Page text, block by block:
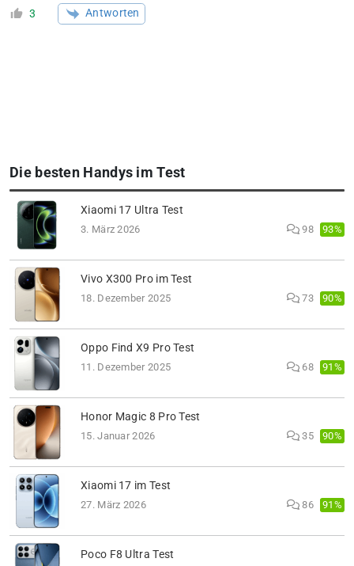
3 Antworten
Die besten Handys im Test
Xiaomi 17 Ultra Test
3. März 2026 98 93%
Vivo X300 Pro im Test
18. Dezember 2025 73 90%
Oppo Find X9 Pro Test
11. Dezember 2025 68 91%
Honor Magic 8 Pro Test
15. Januar 2026 35 90%
Xiaomi 17 im Test
27. März 2026 86 91%
Poco F8 Ultra Test